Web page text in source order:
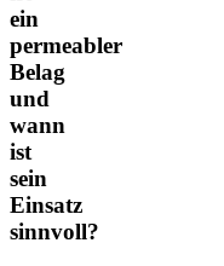
ein
permeabler
Belag
und
wann
ist
sein
Einsatz
sinnvoll?